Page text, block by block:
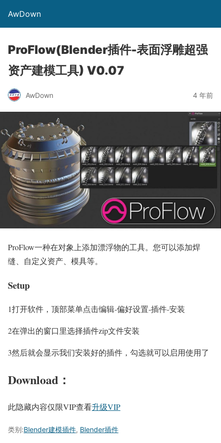
AwDown
ProFlow(Blender插件-表面浮雕超强
资产建模工具) V0.07
AwDown 4 年前
ProFlow一种在对象上添加漂浮物的工具。您可以添加焊
缝、自定义资产、模具等。
Setup
1打开软件，顶部菜单点击编辑-偏好设置-插件-安装
2在弹出的窗口里选择插件zip文件安装
3然后就会显示我们安装好的插件，勾选就可以启用使用了
Download：
此隐藏内容仅限VIP查看升级VIP
类别:Blender建模插件, Blender插件